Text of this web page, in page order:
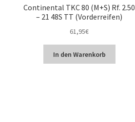
Continental TKC 80 (M+S) Rf. 2.50
– 21 48S TT (Vorderreifen)
61,95€
In den Warenkorb